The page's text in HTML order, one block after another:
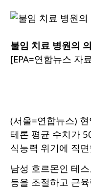
불임 치료 병원의
[EPA=연합뉴스 자
(서울=연합뉴스)
테론 평균 수치가
식능력 위기에 직
남성 호르몬인 테
등을 조절하고 근